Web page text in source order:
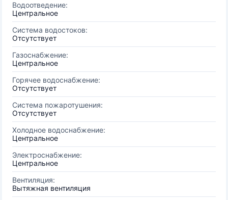
Водоотведение:
Центральное
Система водостоков:
Отсутствует
Газоснабжение:
Центральное
Горячее водоснабжение:
Отсутствует
Система пожаротушения:
Отсутствует
Холодное водоснабжение:
Центральное
Электроснабжение:
Центральное
Вентиляция:
Вытяжная вентиляция